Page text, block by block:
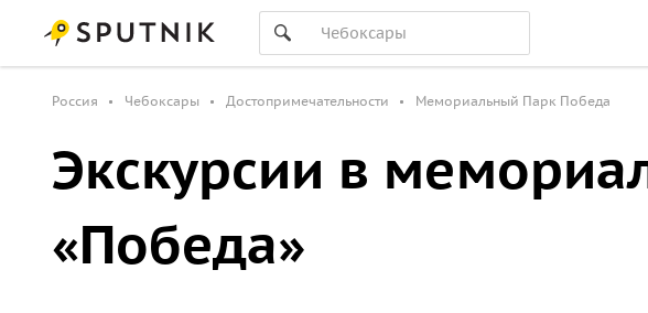
Россия Чебоксары Достопримечательности Мемориальный Парк Победа
Экскурсии в
«Победа»